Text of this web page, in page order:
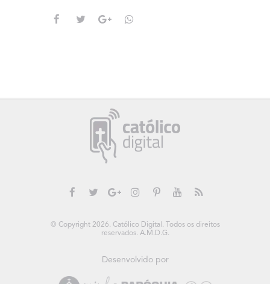
© Copyright 2026. Católico Digital. Todos os direitos
reservados. A.M.D.G.
Desenvolvido por